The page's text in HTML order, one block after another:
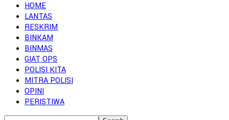
HOME
LANTAS
RESKRIM
BINKAM
BINMAS
GIAT OPS
POLISI KITA
MITRA POLISI
OPINI
PERISTIWA